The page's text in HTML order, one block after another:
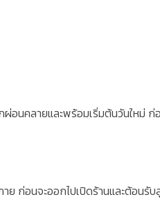
นคลายและพร้อมเริ่มต้นวันใหม่
ก่อนจะออกไปเปิดร้านและต้อน